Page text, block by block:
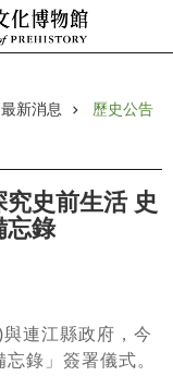
最新消息 歷史公告
究史前生活 史
忘錄
與連江縣政府，今
錄」簽署儀式。